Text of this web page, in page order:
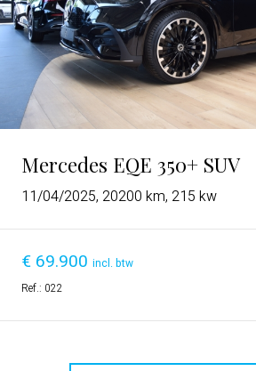
Mercedes EQE 350+ SUV
11/04/2025, 20200 km, 215 kw
€ 69.900 incl. btw
Ref.: 022